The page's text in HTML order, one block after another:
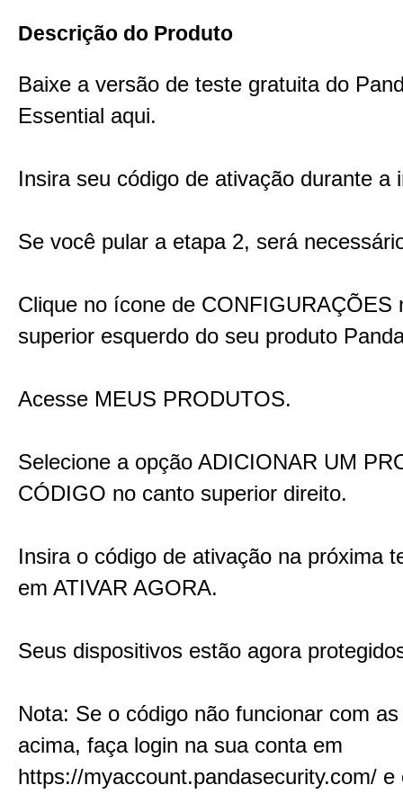
Descrição do Produto
Baixe a versão de teste gratuita do
Essential aqui.
Insira seu código de ativação durante a
Se você pular a etapa 2, será
Clique no ícone de CONFIGURAÇÕES
superior esquerdo do seu produto
Acesse MEUS PRODUTOS.
Selecione a opção ADICIONAR UM
CÓDIGO no canto superior direito.
Insira o código de ativação na próxima
em ATIVAR AGORA.
Seus dispositivos estão agora
Nota: Se o código não funcionar com
acima, faça login na sua conta em
https://myaccount.pandasecurity.com/ e